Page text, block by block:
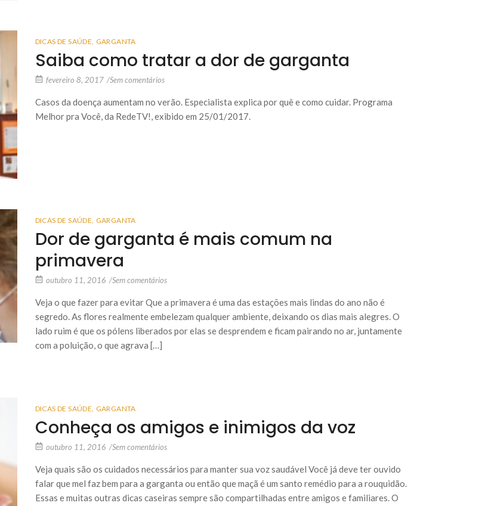
DICAS DE SAÚDE GARGANTA
Saiba como tratar a dor de garganta
fevereiro 8, 2017 /Sem comentários
Casos da doença aumentam no verão. Especialista explica por quê e como cuidar. Programa
Melhor pra Você, da RedeTV!, exibido em 25/01/2017.
DICAS DE SAÚDE, GARGANTA
Dor de garganta é mais comum na
primavera
outubro 11, 2016 /Sem comentários
Veja o que fazer para evitar Que a primavera é uma das estações mais lindas do ano não é
segredo. As flores realmente embelezam qualquer ambiente, deixando os dias mais alegres. O
lado ruim é que os pólens liberados por elas se desprendem e ficam pairando no ar, juntamente
com a poluição, o que agrava […]
DICAS DE SAÚDE, GARGANTA
Conheça os amigos e inimigos da voz
outubro 11, 2016 /Sem comentários
Veja quais são os cuidados necessários para manter sua voz saudável Você já deve ter ouvido
falar que mel faz bem para a garganta ou então que maçã é um santo remédio para a rouquidão.
Essas e muitas outras dicas caseiras sempre são compartilhadas entre amigos e familiares. O